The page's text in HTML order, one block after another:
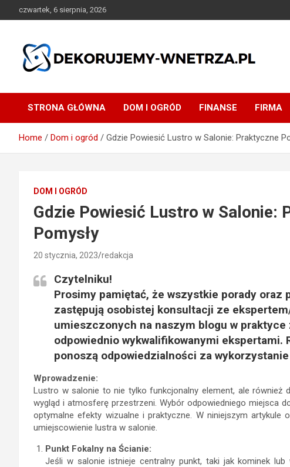
to
czwartek, 6 sierpnia, 2026
dekorujemy-wnetrza.pl
STRONA GŁÓWNA DOM I OGRÓD FINANSE FIRMA
Home Dom i ogród Gdzie Powiesić Lustro w Salonie: Praktyczne
DOM I OGRÓD
Gdzie Powiesić Lustro w Salonie:
Pomysły
20 stycznia, 2023 redakcja
Czytelniku!
Prosimy pamiętać, że wszystkie porady oraz
zastępują osobistej konsultacji ze
umieszczonych na naszym blogu w
odpowiednio wykwalifikowanymi ekspertami.
ponoszą odpowiedzialności za
Wprowadzenie:
Lustro w salonie to nie tylko funkcjonalny element, ale również
wygląd i atmosferę przestrzeni. Wybór odpowiedniego miejsca
optymalne efekty wizualne i praktyczne. W niniejszym artykule
umiejscowienie lustra w salonie.
Punkt Fokalny na Ścianie:
Jeśli w salonie istnieje centralny punkt, taki jak kominek lub